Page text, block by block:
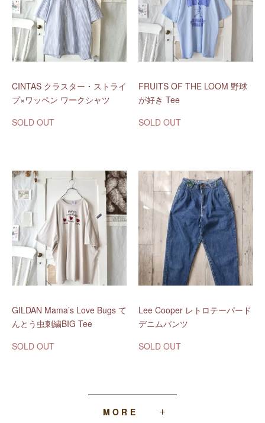
CINTAS クラスター・ストライ
プ×ワッペン ワークシャツ
SOLD OUT
FRUITS OF THE LOOM 野球
が好き Tee
SOLD OUT
GILDAN Mama’s Love Bugs て
んとう虫刺繍BIG Tee
SOLD OUT
Lee Cooper レトロテーパード
デニムパンツ
SOLD OUT
MORE